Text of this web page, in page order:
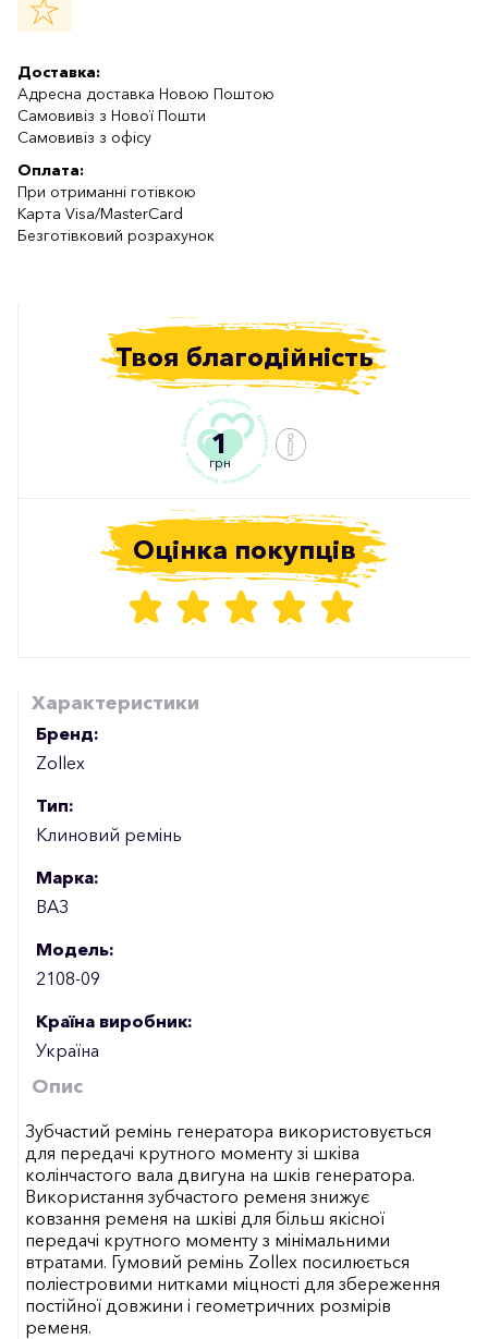
Доставка:
Адресна доставка Новою Поштою
Самовивіз з Нової Пошти
Самовивіз з офісу
Оплата:
При отриманні готівкою
Карта Visa/MasterCard
Безготівковий розрахунок
Твоя благодійність
1
грн
Оцінка покупців
Характеристики
Бренд:
Zollex
Тип:
Клиновий ремінь
Марка:
ВАЗ
Модель:
2108-09
Країна виробник:
Україна
Опис
Зубчастий ремінь генератора використовується
для передачі крутного моменту зі шківа
колінчастого вала двигуна на шків генератора.
Використання зубчастого ременя знижує
ковзання ременя на шківі для більш якісної
передачі крутного моменту з мінімальними
втратами. Гумовий ремінь Zollex посилюється
поліестровими нитками міцності для збереження
постійної довжини і геометричних розмірів
ременя.